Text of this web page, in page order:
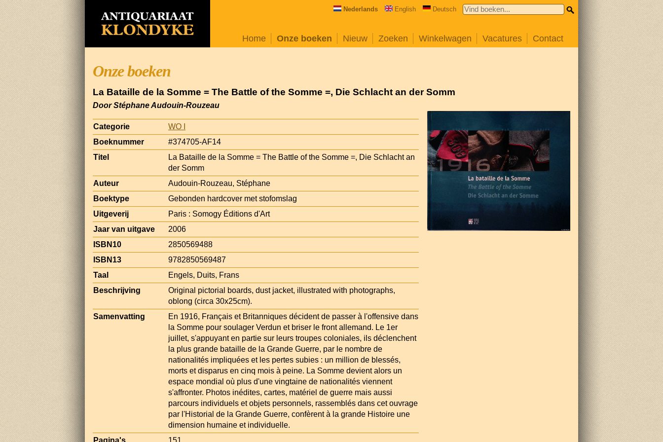
Nederlands English Deutsch
Home Onze boeken Nieuw Zoeken Winkelwagen Vacatures Contact
Onze boeken
La Bataille de la Somme = The Battle of the Somme =, Die Schlacht an der Somm
Door Stéphane Audouin-Rouzeau
Categorie
WO I
Boeknummer
#374705-AF14
Titel
La Bataille de la Somme = The Battle of the Somme =, Die Schlacht an
der Somm
Auteur
Audouin-Rouzeau, Stéphane
Boektype
Gebonden hardcover met stofomslag
Uitgeverij
Paris : Somogy Éditions d'Art
Jaar van uitgave
2006
ISBN10
2850569488
ISBN13
9782850569487
Taal
Engels, Duits, Frans
Beschrijving
Original pictorial boards, dust jacket, illustrated with photographs,
oblong (circa 30x25cm).
Samenvatting
En 1916, Français et Britanniques décident de passer à l'offensive dans
la Somme pour soulager Verdun et briser le front allemand. Le 1er
juillet, s'appuyant en partie sur leurs troupes coloniales, ils déclenchent
la plus grande bataille de la Grande Guerre, par le nombre de
nationalités impliquées et les pertes subies : un million de blessés,
morts et disparus en cinq mois à peine. La Somme devient alors un
espace mondial où plus d'une vingtaine de nationalités viennent
s'affronter. Photos inédites, cartes, matériel de guerre mais aussi
parcours individuels et objets personnels, rassemblés dans cet ouvrage
par l'Historial de la Grande Guerre, confèrent à la grande Histoire une
dimension humaine et individuelle.
Pagina's
151